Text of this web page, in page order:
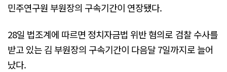
민주연구원 부원장의 구속기간이 연장됐다.
28일 법조계에 따르면 정치자금법 위반 혐의로 검찰 수사를
받고 있는 김 부원장의 구속기간이 다음달 7일까지로 늘어
났다.